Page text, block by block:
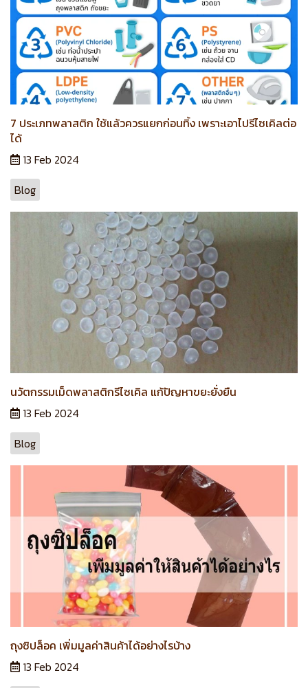
7 ประเภทพลาสติก ใช้แล้วควรแยกก่อนทิ้ง เพราะเอาไปรีไซเคิลต่อ
ได้
13 Feb 2024
Blog
นวัตกรรมเม็ดพลาสติกรีไซเคิล แก้ปัญหาขยะยั่งยืน
13 Feb 2024
Blog
ถุงซิปล็อค เพิ่มมูลค่าสินค้าได้อย่างไรบ้าง
13 Feb 2024